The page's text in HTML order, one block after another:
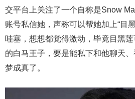
交平台上关注了一个自称是Snow
账号私信她，声称可以帮她加上“目
哇塞，想想都觉得激动，毕竟目黑
的白马王子，要是能私下和他聊天
梦成真了。